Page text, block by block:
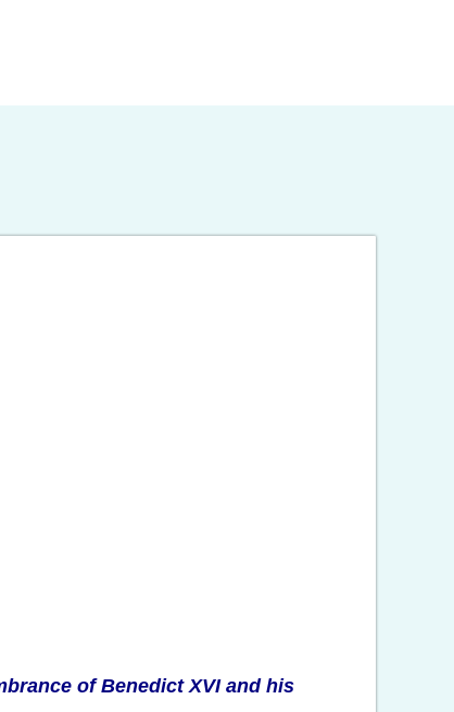
of Benedict XVI and his